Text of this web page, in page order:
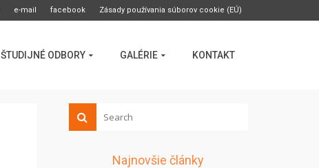
e-mail facebook Zásady používania súborov cookie (EÚ)
ŠTUDIJNÉ ODBORY GALÉRIE KONTAKT
Najnovšie články